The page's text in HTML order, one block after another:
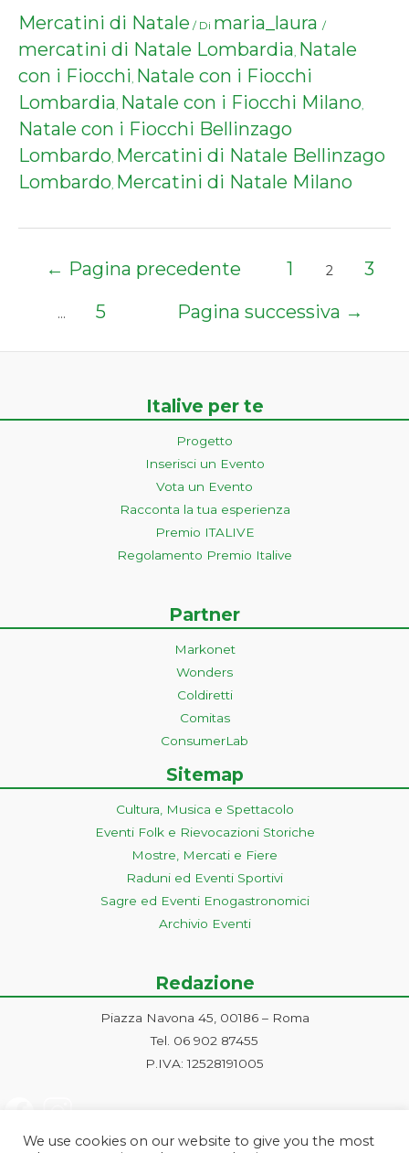
Mercatini di Natale / Di maria_laura /
mercatini di Natale Lombardia, Natale
con i Fiocchi, Natale con i Fiocchi
Lombardia, Natale con i Fiocchi Milano,
Natale con i Fiocchi Bellinzago
Lombardo, Mercatini di Natale Bellinzago
Lombardo, Mercatini di Natale Milano
← Pagina precedente 1 2 3
… 5 Pagina successiva →
Italive per te
Progetto
Inserisci un Evento
Vota un Evento
Racconta la tua esperienza
Premio ITALIVE
Regolamento Premio Italive
Partner
Markonet
Wonders
Coldiretti
Comitas
ConsumerLab
Sitemap
Cultura, Musica e Spettacolo
Eventi Folk e Rievocazioni Storiche
Mostre, Mercati e Fiere
Raduni ed Eventi Sportivi
Sagre ed Eventi Enogastronomici
Archivio Eventi
Redazione
Piazza Navona 45, 00186 – Roma
Tel. 06 902 87455
P.IVA: 12528191005
We use cookies on our website to give you the most